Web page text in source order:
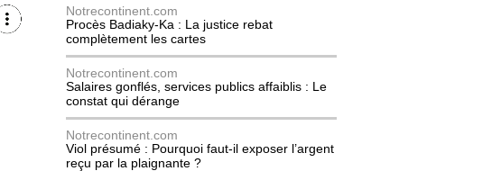
Notrecontinent.com
Procès Badiaky-Ka : La justice rebat
complètement les cartes
Notrecontinent.com
Salaires gonflés, services publics affaiblis : Le
constat qui dérange
Notrecontinent.com
Viol présumé : Pourquoi faut-il exposer l’argent
reçu par la plaignante ?